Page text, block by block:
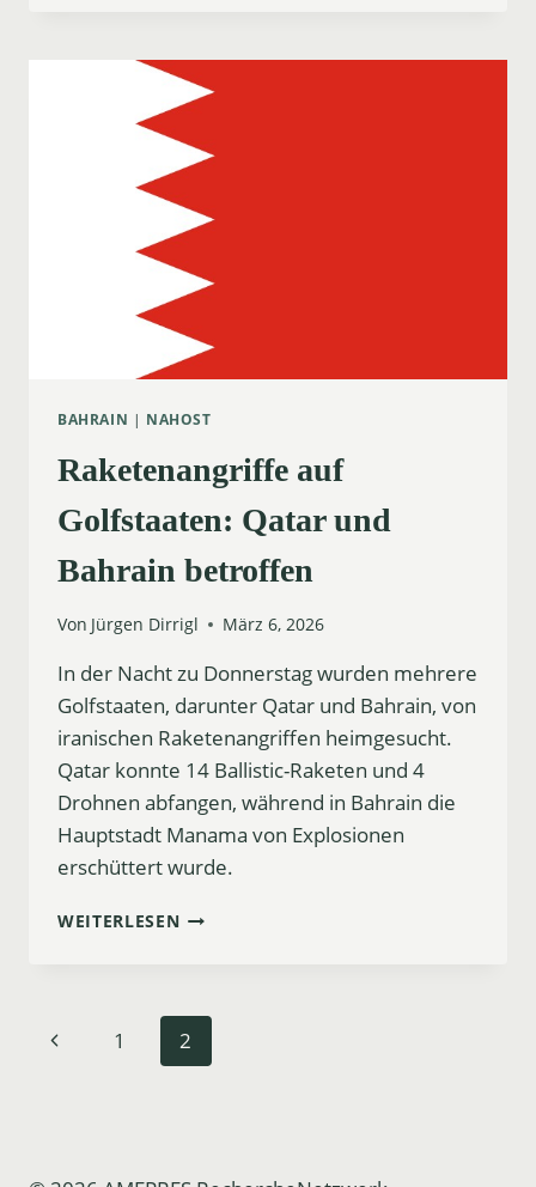
ANGRIFFE
VERURSACHEN
SCHÄDEN
AN
HOTELS
BAHRAIN | NAHOST
Raketenangriffe auf
Golfstaaten: Qatar und
Bahrain betroffen
Von Jürgen Dirrigl März 6, 2026
In der Nacht zu Donnerstag wurden mehrere
Golfstaaten, darunter Qatar und Bahrain, von
iranischen Raketenangriffen heimgesucht.
Qatar konnte 14 Ballistic-Raketen und 4
Drohnen abfangen, während in Bahrain die
Hauptstadt Manama von Explosionen
erschüttert wurde.
WEITERLESENRAKETENANGRIFFE
UND
BAHRAIN
BETROFFEN
Seitennavigation
Vorherige
1 2